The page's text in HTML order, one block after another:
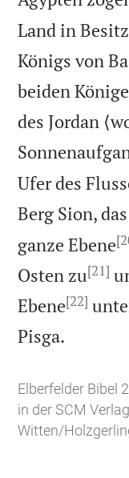
Land in
Königs von
beiden
des Jordan
Ufer des
Berg Sion,
ganze Ebene
Osten zu[21]
Ebene[22]
Pisga.
Elberfelder Bibel
in der SCM
Witten/